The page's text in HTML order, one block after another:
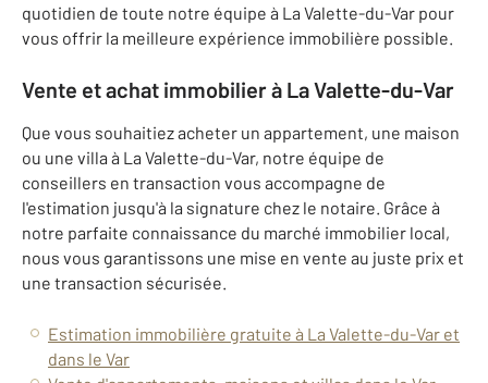
quotidien de toute notre équipe à La Valette-du-Var pour
vous offrir la meilleure expérience immobilière possible.
Vente et achat immobilier à La Valette-du-Var
Que vous souhaitiez acheter un appartement, une maison
ou une villa à La Valette-du-Var, notre équipe de
conseillers en transaction vous accompagne de
l'estimation jusqu'à la signature chez le notaire. Grâce à
notre parfaite connaissance du marché immobilier local,
nous vous garantissons une mise en vente au juste prix et
une transaction sécurisée.
Estimation immobilière gratuite à La Valette-du-Var et
dans le Var